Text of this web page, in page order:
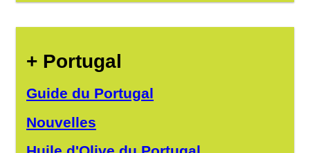
+ Portugal
Guide du Portugal
Nouvelles